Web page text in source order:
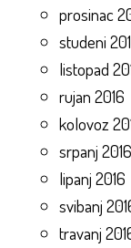
prosinac
studeni
listopad
rujan 2016
kolovoz
srpanj 2016
lipanj 2016
svibanj
travanj